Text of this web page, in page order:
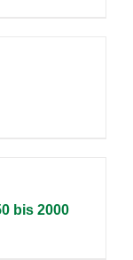
bis 2000